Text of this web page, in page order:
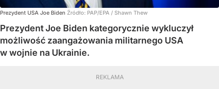
Prezydent USA Joe Biden Źródło: PAP/EPA / Shawn Thew
Prezydent Joe Biden kategorycznie wykluczył
możliwość zaangażowania militarnego USA
w wojnie na Ukrainie.